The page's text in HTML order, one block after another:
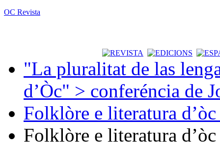
OC Revista
"La pluralitat de las
d’Òc" > conferéncia de
Folklòre e literatura
Folklòre e literatura